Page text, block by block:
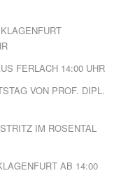
FERLACH 14:00 UHR
VON PROF. DIPL.
IM ROSENTAL
AB 14:00